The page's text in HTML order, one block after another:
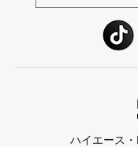
ハイエース